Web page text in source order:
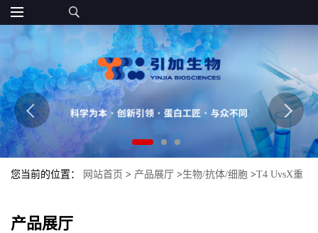
您当前的位置： 网站首页 > 产品展厅 >生物/抗体/细胞 >T4 UvsX重
产品展厅